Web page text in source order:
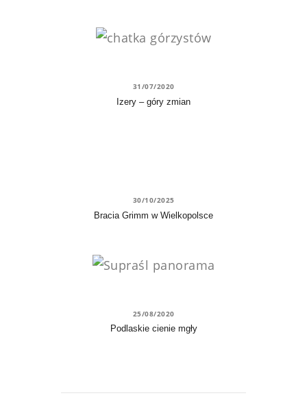
31/07/2020
Izery – góry zmian
30/10/2025
Bracia Grimm w Wielkopolsce
25/08/2020
Podlaskie cienie mgły